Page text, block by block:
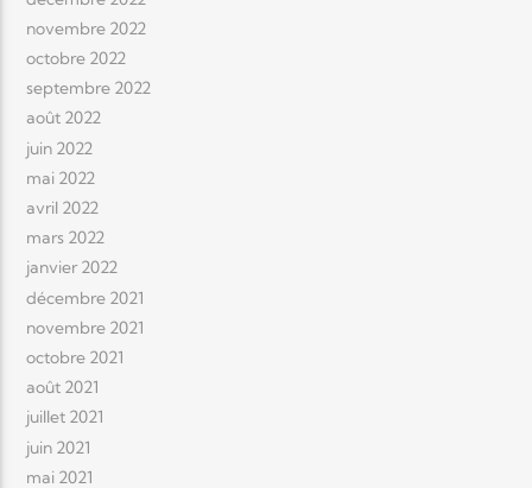
novembre 2022
octobre 2022
septembre 2022
août 2022
juin 2022
mai 2022
avril 2022
mars 2022
janvier 2022
décembre 2021
novembre 2021
octobre 2021
août 2021
juillet 2021
juin 2021
mai 2021